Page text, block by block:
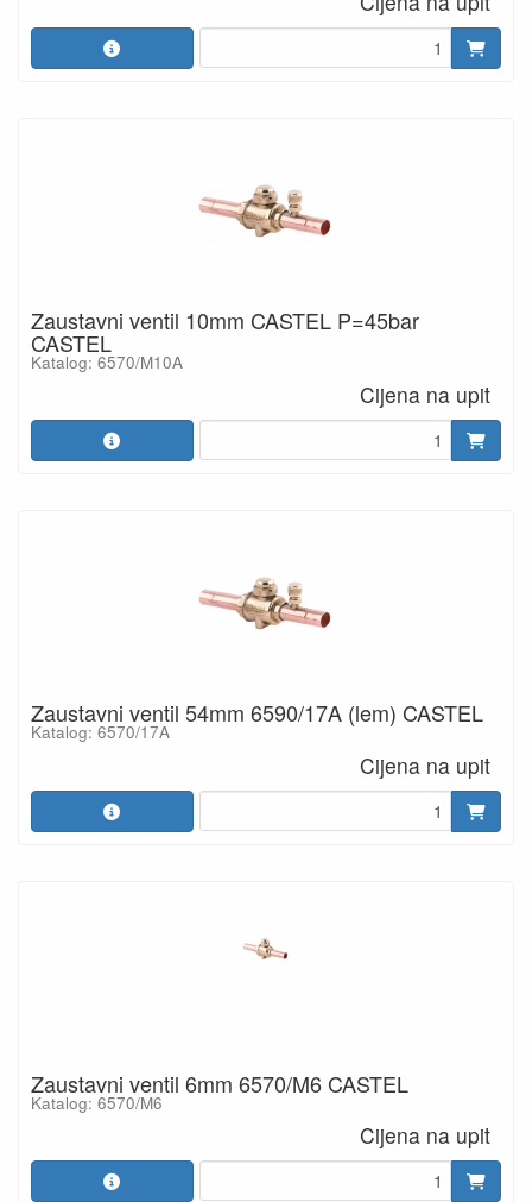
Zaustavni ventil 10mm CASTEL P=45bar
CASTEL
Katalog: 6570/M10A
Cijena na upit
Zaustavni ventil 54mm 6590/17A (lem) CASTEL
Katalog: 6570/17A
Cijena na upit
Zaustavni ventil 6mm 6570/M6 CASTEL
Katalog: 6570/M6
Cijena na upit